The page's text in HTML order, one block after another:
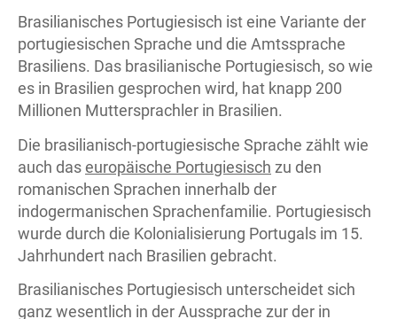
Brasilianisches Portugiesisch ist eine Variante der
portugiesischen Sprache und die Amtssprache
Brasiliens. Das brasilianische Portugiesisch, so wie
es in Brasilien gesprochen wird, hat knapp 200
Millionen Muttersprachler in Brasilien.
Die brasilianisch-portugiesische Sprache zählt wie
auch daseuropäische Portugiesisch zu den
romanischen Sprachen innerhalb der
indogermanischen Sprachenfamilie. Portugiesisch
wurde durch die Kolonialisierung Portugals im 15.
Jahrhundert nach Brasilien gebracht.
Brasilianisches Portugiesisch unterscheidet sich
ganz wesentlich in der Aussprache zur der in